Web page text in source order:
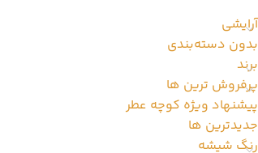
آرایشی
بدون دسته‌بندی
برند
پرفروش ترین ها
پیشنهاد ویژه کوچه عطر
جدیدترین ها
رنگ شیشه